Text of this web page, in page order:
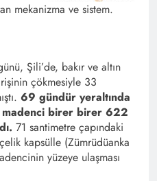
mekanizma ve sistem.
Şili’de, bakır ve altın
çökmesiyle 33
69 gündür yeraltında
madenci birer birer 622
71 santimetre çapındaki
kapsülle (Zümrüdüanka
yüzeye ulaşması